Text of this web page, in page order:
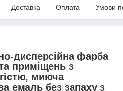
Доставка Оплата Умови
дисперсійна фарба
приміщень з
миюча
емаль без запаху з